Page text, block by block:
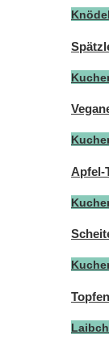
Apfel-